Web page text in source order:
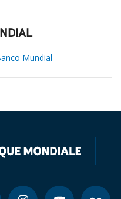
Mundial